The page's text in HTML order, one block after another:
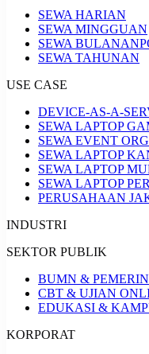
SEWA HARIAN
SEWA MINGGUAN
SEWA BULANAN
SEWA TAHUNAN
USE CASE
DEVICE-AS-A-
SEWA LAPTOP
SEWA EVENT
SEWA LAPTOP
SEWA LAPTOP
SEWA LAPTOP
PERUSAHAAN
INDUSTRI
SEKTOR PUBLIK
BUMN &
CBT & UJIAN
EDUKASI &
KORPORAT